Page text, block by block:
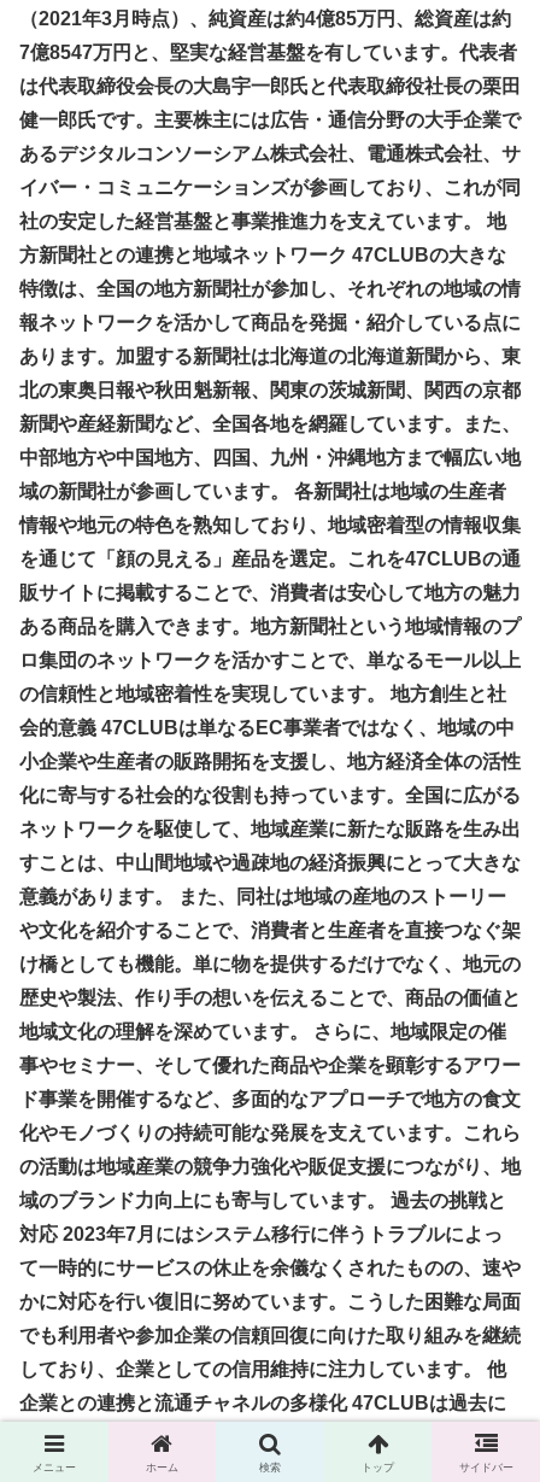
（2021年3月時点）、純資産は約4億85万円、総資産は約
7億8547万円と、堅実な経営基盤を有しています。代表者
は代表取締役会長の大島宇一郎氏と代表取締役社長の栗田
健一郎氏です。主要株主には広告・通信分野の大手企業で
あるデジタルコンソーシアム株式会社、電通株式会社、サ
イバー・コミュニケーションズが参画しており、これが同
社の安定した経営基盤と事業推進力を支えています。 地
方新聞社との連携と地域ネットワーク 47CLUBの大きな
特徴は、全国の地方新聞社が参加し、それぞれの地域の情
報ネットワークを活かして商品を発掘・紹介している点に
あります。加盟する新聞社は北海道の北海道新聞から、東
北の東奥日報や秋田魁新報、関東の茨城新聞、関西の京都
新聞や産経新聞など、全国各地を網羅しています。また、
中部地方や中国地方、四国、九州・沖縄地方まで幅広い地
域の新聞社が参画しています。 各新聞社は地域の生産者
情報や地元の特色を熟知しており、地域密着型の情報収集
を通じて「顔の見える」産品を選定。これを47CLUBの通
販サイトに掲載することで、消費者は安心して地方の魅力
ある商品を購入できます。地方新聞社という地域情報のプ
ロ集団のネットワークを活かすことで、単なるモール以上
の信頼性と地域密着性を実現しています。 地方創生と社
会的意義 47CLUBは単なるEC事業者ではなく、地域の中
小企業や生産者の販路開拓を支援し、地方経済全体の活性
化に寄与する社会的な役割も持っています。全国に広がる
ネットワークを駆使して、地域産業に新たな販路を生み出
すことは、中山間地域や過疎地の経済振興にとって大きな
意義があります。 また、同社は地域の産地のストーリー
や文化を紹介することで、消費者と生産者を直接つなぐ架
け橋としても機能。単に物を提供するだけでなく、地元の
歴史や製法、作り手の想いを伝えることで、商品の価値と
地域文化の理解を深めています。 さらに、地域限定の催
事やセミナー、そして優れた商品や企業を顕彰するアワー
ド事業を開催するなど、多面的なアプローチで地方の食文
化やモノづくりの持続可能な発展を支えています。これら
の活動は地域産業の競争力強化や販促支援につながり、地
域のブランド力向上にも寄与しています。 過去の挑戦と
対応 2023年7月にはシステム移行に伴うトラブルによっ
て一時的にサービスの休止を余儀なくされたものの、速や
かに対応を行い復旧に努めています。こうした困難な局面
でも利用者や参加企業の信頼回復に向けた取り組みを継続
しており、企業としての信用維持に注力しています。 他
企業との連携と流通チャネルの多様化 47CLUBは過去に
コンビニエンスストアのサークルKサンクスとの提携も行
い、同社ブランドの特選ギフト商品をお中元やお歳暮とし
メニュー ホーム 検索 トップ サイドバー